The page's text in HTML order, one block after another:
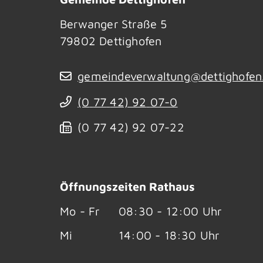
Berwanger Straße 5
79802 Dettighofen
(0 77 42) 92 07-0
(0 77 42) 92 07-22
Öffnungszeiten Rathaus
Mo - Fr
08:30 - 12:00 Uhr
Mi
14:00 - 18:30 Uhr